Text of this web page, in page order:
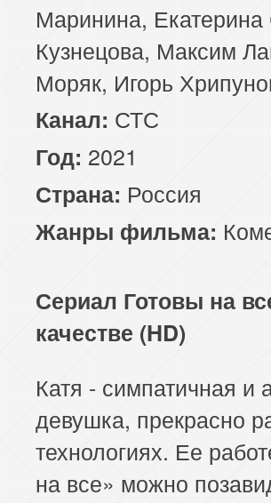
Маринина, Екатерина
Кузнецова, Максим
Моряк, Игорь
Канал: СТС
Год: 2021
Страна: Россия
Жанры фильма:
Сериал Готовы на
качестве (HD)
Катя - симпатичная и
девушка, прекрасно
технологиях. Ее
на все» можно